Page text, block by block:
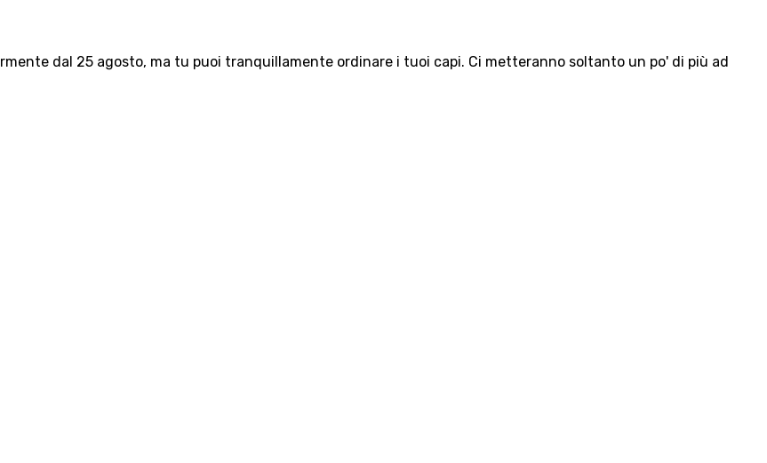
dal 25 agosto, ma tu puoi tranquillamente ordinare i tuoi capi. Ci metteranno soltanto un po' di più ad